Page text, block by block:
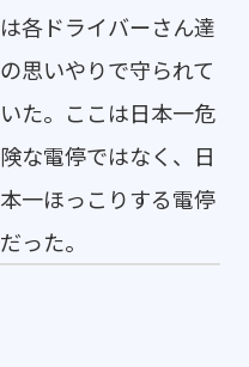
は各ドライバーさん達
の思いやりで守られて
いた。ここは日本一危
険な電停ではなく、日
本一ほっこりする電停
だった。